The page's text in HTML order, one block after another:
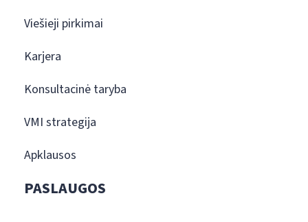
Viešieji pirkimai
Karjera
Konsultacinė taryba
VMI strategija
Apklausos
PASLAUGOS